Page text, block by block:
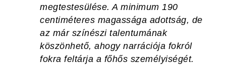
megtestesülése. A minimum 190
centiméteres magassága adottság, de
az már színészi talentumának
köszönhető, ahogy narrációja fokról
fokra feltárja a főhős személyiségét.